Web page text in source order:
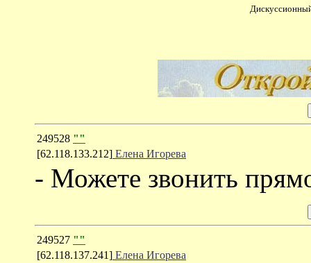
249528 ""
[62.118.133.212] Елена Игорева
- Можете звонить
249527 ""
[62.118.137.241] Елена Игорева